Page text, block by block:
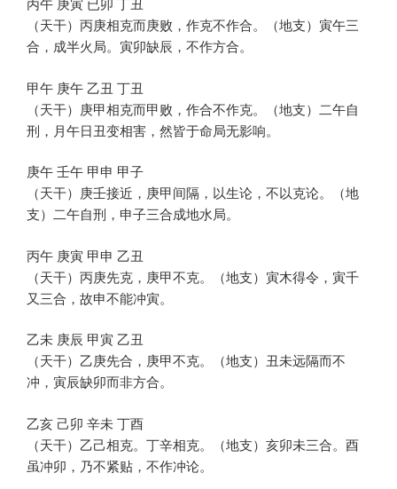
（天干）丙庚相克而庚败，作克不作合。（地支）寅午三
合，成半火局。寅卯缺辰，不作方合。
甲午 庚午 乙丑 丁丑
（天干）庚甲相克而甲败，作合不作克。（地支）二午自
刑，月午日丑变相害，然皆于命局无影响。
庚午 壬午 甲申 甲子
（天干）庚壬接近，庚甲间隔，以生论，不以克论。（地
支）二午自刑，申子三合成地水局。
丙午 庚寅 甲申 乙丑
（天干）丙庚先克，庚甲不克。（地支）寅木得令，寅千
又三合，故申不能冲寅。
乙未 庚辰 甲寅 乙丑
（天干）乙庚先合，庚甲不克。（地支）丑未远隔而不
冲，寅辰缺卯而非方合。
乙亥 己卯 辛未 丁酉
（天干）乙己相克。丁辛相克。（地支）亥卯未三合。酉
虽冲卯，乃不紧贴，不作冲论。